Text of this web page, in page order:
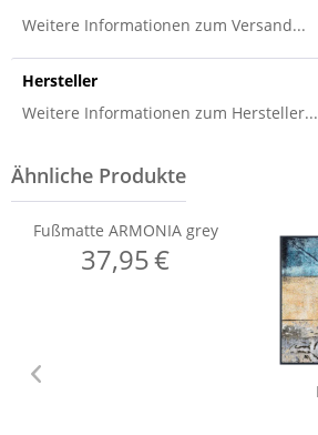
Weitere Informationen zum Versand...
Hersteller
Weitere Informationen zum Hersteller...